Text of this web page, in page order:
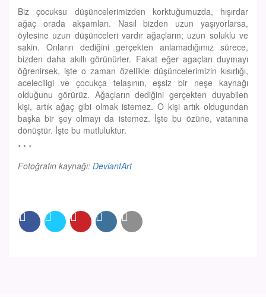
Biz çocuksu düşüncelerimizden korktuğumuzda, hışırdar
ağaç orada akşamları. Nasıl bizden uzun yaşıyorlarsa,
öylesine uzun düşünceleri vardır ağaçların; uzun soluklu ve
sakin. Onların dediğini gerçekten anlamadığımız sürece,
bizden daha akıllı görünürler. Fakat eğer agaçları duymayı
öğrenirsek, işte o zaman özellikle düşüncelerimizin kısırlığı,
aceleciligi ve çocukça telaşının, eşsiz bir neşe kaynağı
olduğunu görürüz. Ağaçların dediğini gerçekten duyabilen
kişi, artık ağaç gibi olmak istemez. O kişi artık oldugundan
başka bir şey olmayı da istemez. İşte bu özüne, vatanına
dönüştür. İşte bu mutluluktur.
* * *
Fotoğrafın kaynağı: DeviantArt